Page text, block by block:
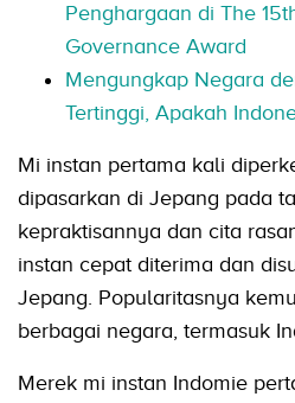
Penghargaan di The
Governance Award
Mengungkap Negara
Tertinggi, Apakah
Mi instan pertama kali
dipasarkan di Jepang pada
kepraktisannya dan cita
instan cepat diterima dan
Jepang. Popularitasnya
berbagai negara, termasuk
Merek mi instan Indomie